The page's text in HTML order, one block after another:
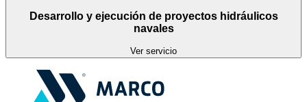
Desarrollo y ejecución de proyectos hidráulicos
navales
Ver servicio